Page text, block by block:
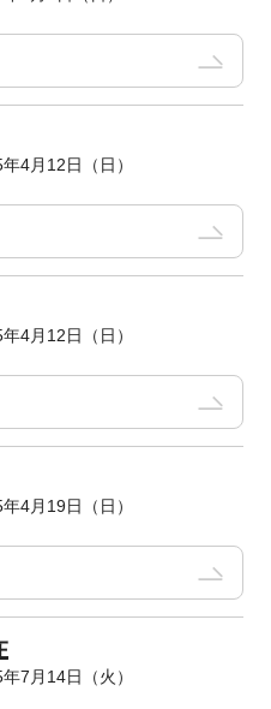
4月12日（日）
4月12日（日）
4月19日（日）
7月14日（火）